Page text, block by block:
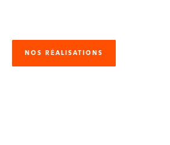
NOS RÉALISATIONS